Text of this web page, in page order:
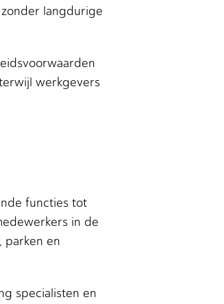
langdurige
werkgevers
functies tot
in de
parken en
specialisten en